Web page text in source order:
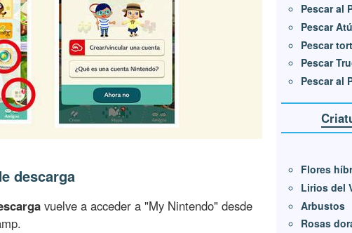
descarga
vuelve a acceder a "My Nintendo" desde
Pescar al
Pescar
Pescar
Pescar
Pescar al
Flores
Lirios del
Arbustos
Rosas